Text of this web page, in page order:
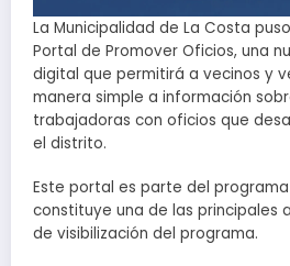
La Municipalidad de La Costa
Portal de Promover Oficios, una
digital que permitirá a vecinos y
manera simple a información
trabajadoras con oficios que
el distrito.
Este portal es parte del programa
constituye una de las principales
de visibilización del programa.